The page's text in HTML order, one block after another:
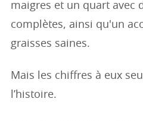
maigres et un quart avec
complètes, ainsi qu'un
graisses saines.
Mais les chiffres à eux
l’histoire.